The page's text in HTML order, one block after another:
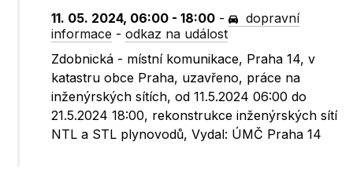
11. 05. 2024, 06:00 - 18:00 -
dopravní
informace -odkaz na událost
Zdobnická - místní komunikace, Praha 14, v
katastru obce Praha, uzavřeno, práce na
inženýrských sítích, od 11.5.2024 06:00 do
21.5.2024 18:00, rekonstrukce inženýrských sítí
NTL a STL plynovodů, Vydal: ÚMČ Praha 14